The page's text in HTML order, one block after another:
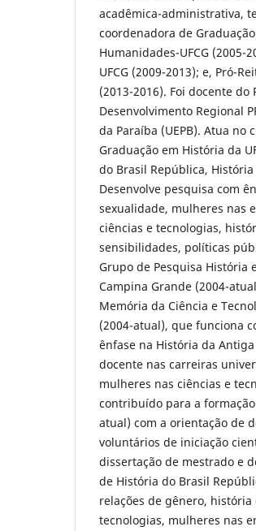
acadêmica-administrativa,
coordenadora de
Humanidades-UFCG
UFCG (2009-2013); e, Pró-
(2013-2016). Foi docente do
Desenvolvimento Regional
da Paraíba (UEPB). Atua no
Graduação em História da
do Brasil República,
Desenvolve pesquisa com
sexualidade, mulheres nas
ciências e tecnologias,
sensibilidades, políticas
Grupo de Pesquisa História
Campina Grande (2004-
Memória da Ciência e
(2004-atual), que funciona
ênfase na História da
docente nas carreiras
mulheres nas ciências e
contribuído para a
atual) com a orientação de
voluntários de iniciação
dissertação de mestrado e
de História do Brasil
relações de gênero,
tecnologias, mulheres nas